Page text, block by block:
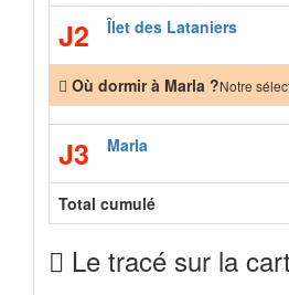
J2 Îlet des Lataniers
Où dormir à Marla ?Notre
J3 Marla
Total cumulé
Le tracé sur la